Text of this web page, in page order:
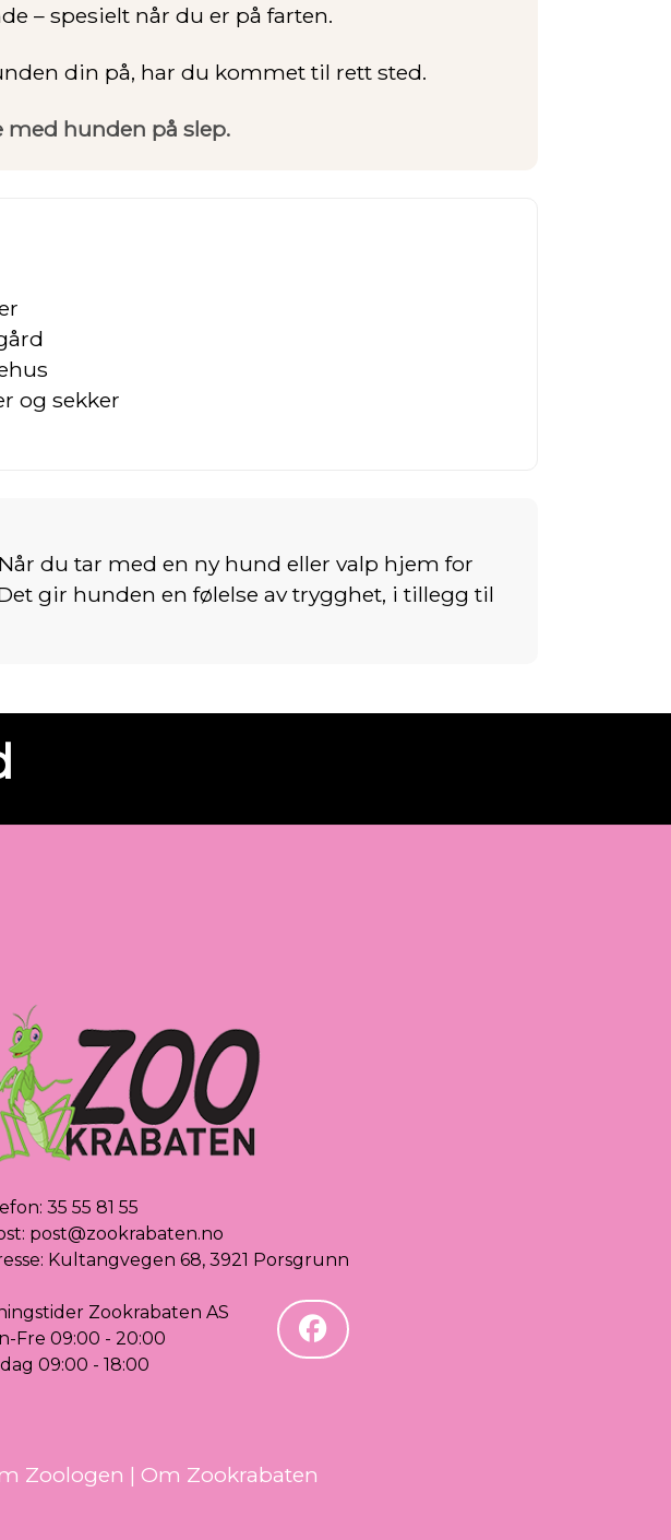
– spesielt når du er på farten.
din på, har du kommet til rett sted.
med hunden på slep.
og sekker
du tar med en ny hund eller valp hjem for
gir hunden en følelse av trygghet, i tillegg til
35 55 81 55
post@zookrabaten.no
Kultangvegen 68, 3921 Porsgrunn
Zookrabaten AS
Fre 09:00 - 20:00
09:00 - 18:00
Zoologen | Om Zookrabaten